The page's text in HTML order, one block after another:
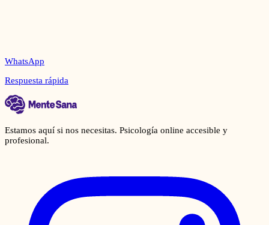
WhatsApp
Respuesta rápida
Estamos aquí si nos necesitas. Psicología online accesible y
profesional.